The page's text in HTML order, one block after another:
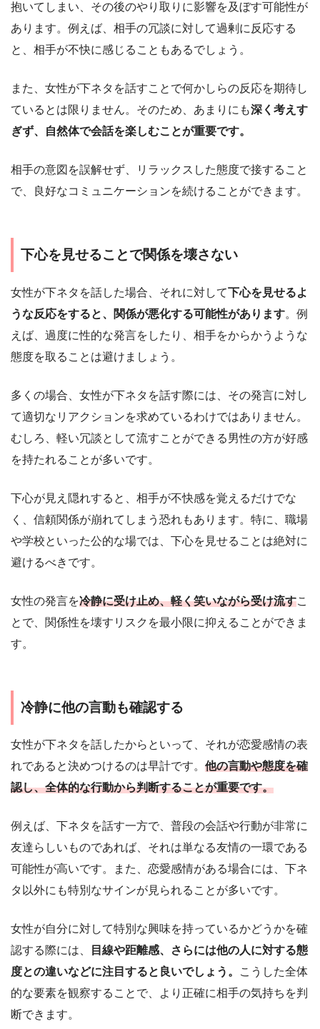
抱いてしまい、その後のやり取りに影響を及ぼす可能性が
あります。例えば、相手の冗談に対して過剰に反応する
と、相手が不快に感じることもあるでしょう。
また、女性が下ネタを話すことで何かしらの反応を期待し
ているとは限りません。そのため、あまりにも深く考えす
ぎず、自然体で会話を楽しむことが重要です。
相手の意図を誤解せず、リラックスした態度で接すること
で、良好なコミュニケーションを続けることができます。
下心を見せることで関係を壊さない
女性が下ネタを話した場合、それに対して下心を見せるよ
うな反応をすると、関係が悪化する可能性があります。例
えば、過度に性的な発言をしたり、相手をからかうような
態度を取ることは避けましょう。
多くの場合、女性が下ネタを話す際には、その発言に対し
て適切なリアクションを求めているわけではありません。
むしろ、軽い冗談として流すことができる男性の方が好感
を持たれることが多いです。
下心が見え隠れすると、相手が不快感を覚えるだけでな
く、信頼関係が崩れてしまう恐れもあります。特に、職場
や学校といった公的な場では、下心を見せることは絶対に
避けるべきです。
女性の発言を冷静に受け止め、軽く笑いながら受け流すこ
とで、関係性を壊すリスクを最小限に抑えることができま
す。
冷静に他の言動も確認する
女性が下ネタを話したからといって、それが恋愛感情の表
れであると決めつけるのは早計です。 他の言動や態度を確
認し、全体的な行動から判断することが重要です。
例えば、下ネタを話す一方で、普段の会話や行動が非常に
友達らしいものであれば、それは単なる友情の一環である
可能性が高いです。また、恋愛感情がある場合には、下ネ
タ以外にも特別なサインが見られることが多いです。
女性が自分に対して特別な興味を持っているかどうかを確
認する際には、
目線や距離感、さらには他の人に対する態
度との違いなどに注目すると良いでしょう。
こうした全体
的な要素を観察することで、より正確に相手の気持ちを判
断できます。